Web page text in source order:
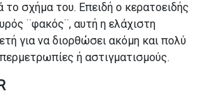
σχήμα του. Επειδή ο κερατοειδής
¨φακός¨, αυτή η ελάχιστη
για να διορθώσει ακόμη και πολύ
ή αστιγματισμούς.